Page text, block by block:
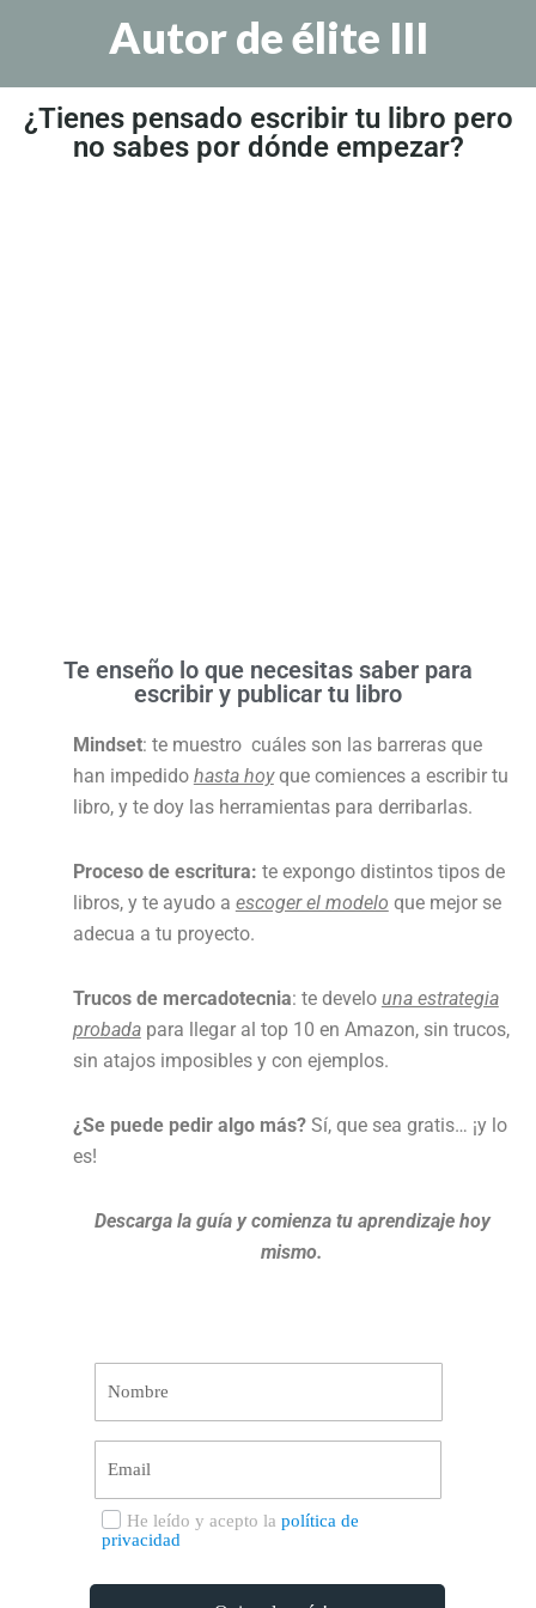
Autor de élite III
¿Tienes pensado escribir tu libro pero
no sabes por dónde empezar?
Te enseño lo que necesitas saber para
escribir y publicar tu libro
Mindset: te muestro cuáles son las barreras que
han impedido hasta hoyque comiences a escribir tu
libro, y te doy las herramientas para derribarlas.
Proceso de escritura: te expongo distintos tipos de
libros, y te ayudo a escoger el modelo que mejor se
adecua a tu proyecto.
Trucos de mercadotecnia: te develo una estrategia
probadapara llegar al top 10 en Amazon, sin trucos,
sin atajos imposibles y con ejemplos.
¿Se puede pedir algo más?Sí, que sea gratis… ¡y lo
es!
Descarga la guía y comienza tu aprendizaje hoy
mismo.
Select Options
He leído y acepto la política de
privacidad